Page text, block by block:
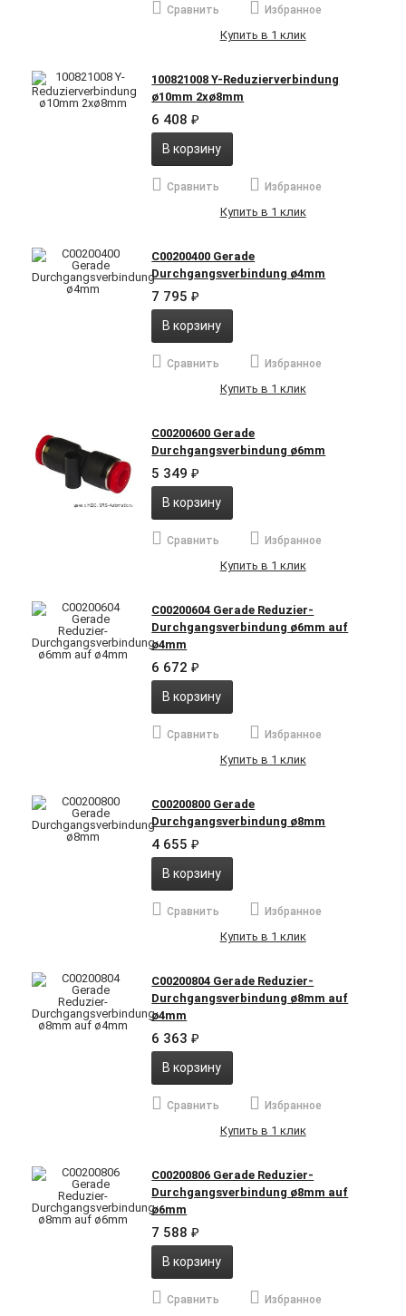
Сравнить Избранное
Купить в 1 клик
100821008 Y-Reduzierverbindung
ø10mm 2xø8mm
6 408₽
В корзину
Сравнить Избранное
Купить в 1 клик
C00200400 Gerade
Durchgangsverbindung ø4mm
7 795₽
В корзину
Сравнить Избранное
Купить в 1 клик
C00200600 Gerade
Durchgangsverbindung ø6mm
5 349₽
В корзину
Сравнить Избранное
Купить в 1 клик
C00200604 Gerade Reduzier-
Durchgangsverbindung ø6mm auf
ø4mm
6 672₽
В корзину
Сравнить Избранное
Купить в 1 клик
C00200800 Gerade
Durchgangsverbindung ø8mm
4 655₽
В корзину
Сравнить Избранное
Купить в 1 клик
C00200804 Gerade Reduzier-
Durchgangsverbindung ø8mm auf
ø4mm
6 363₽
В корзину
Сравнить Избранное
Купить в 1 клик
C00200806 Gerade Reduzier-
Durchgangsverbindung ø8mm auf
ø6mm
7 588₽
В корзину
Сравнить Избранное